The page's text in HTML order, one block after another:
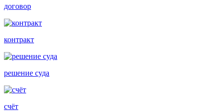
договор
контракт
решение суда
счёт